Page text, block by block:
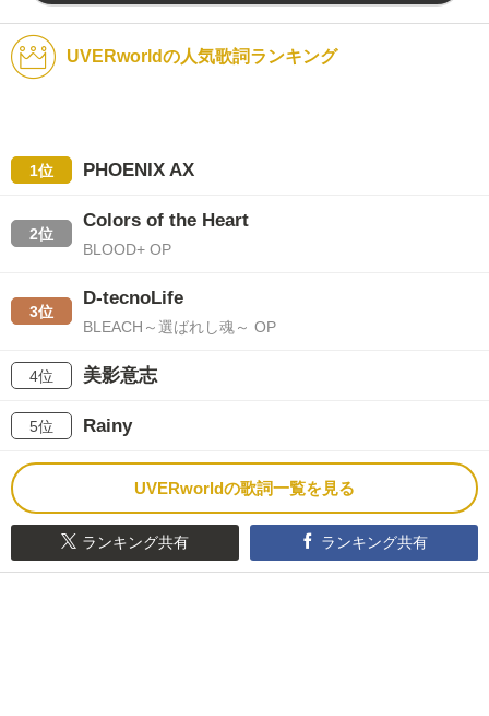
UVERworldの人気歌詞ランキング
1位 PHOENIX AX
2位
Colors of the Heart
BLOOD+ OP
3位
D-tecnoLife
BLEACH～選ばれし魂～ OP
4位 美影意志
5位 Rainy
UVERworldの歌詞一覧を見る
ランキング共有 ランキング共有